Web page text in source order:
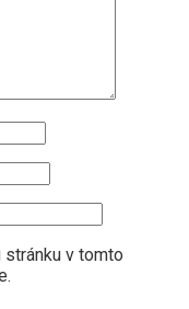
v tomto